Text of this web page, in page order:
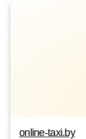
online-taxi.by